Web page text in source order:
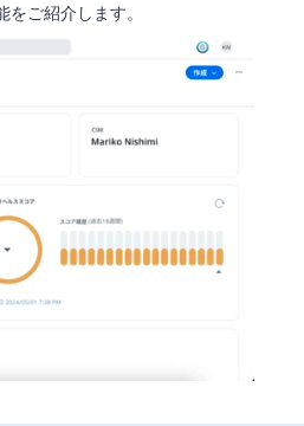
ご紹介します。